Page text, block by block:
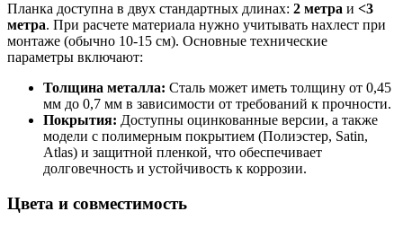
Планка доступна в двух стандартных длинах: 2 метра и <3
метра. При расчете материала нужно учитывать нахлест при
монтаже (обычно 10-15 см). Основные технические
параметры включают:
Толщина металла: Сталь может иметь толщину от 0,45
мм до 0,7 мм в зависимости от требований к прочности.
Покрытия: Доступны оцинкованные версии, а также
модели с полимерным покрытием (Полиэстер, Satin,
Atlas) и защитной пленкой, что обеспечивает
долговечность и устойчивость к коррозии.
Цвета и совместимость